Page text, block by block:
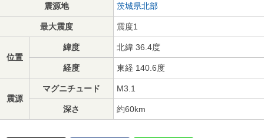
震源地 茨城県北部
最大震度 震度1
位置
緯度 北緯 36.4度
経度 東経 140.6度
震源
マグニチュード M3.1
深さ 約60km